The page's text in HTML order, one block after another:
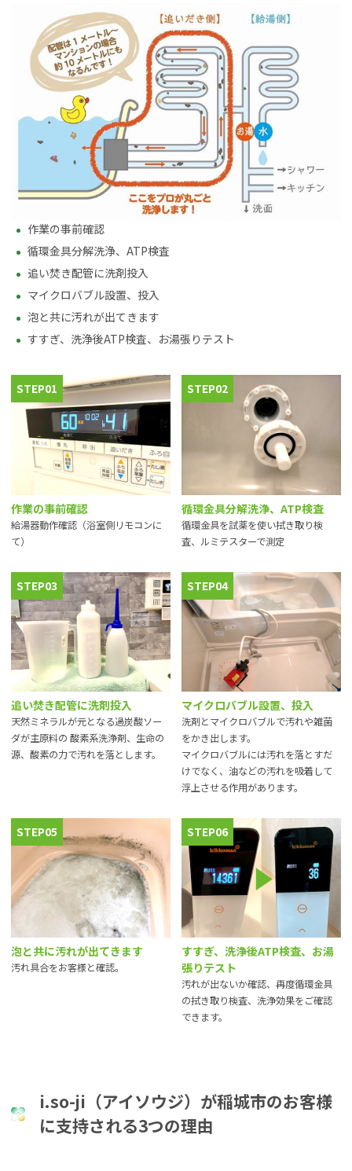
作業の事前確認
循環金具分解洗浄、ATP検査
追い焚き配管に洗剤投入
マイクロバブル設置、投入
泡と共に汚れが出てきます
すすぎ、洗浄後ATP検査、お湯張りテスト
STEP01
作業の事前確認
給湯器動作確認（浴室側リモコンに
て）
STEP02
循環金具分解洗浄、ATP検査
循環金具を試薬を使い拭き取り検
査、ルミテスターで測定
STEP03
追い焚き配管に洗剤投入
天然ミネラルが元となる過炭酸ソー
ダが主原料の 酸素系洗浄剤、生命の
源、酸素の力で汚れを落とします。
STEP04
マイクロバブル設置、投入
洗剤とマイクロバブルで汚れや雑菌
をかき出します。
マイクロバブルには汚れを落とすだ
けでなく、油などの汚れを吸着して
浮上させる作用があります。
STEP05
泡と共に汚れが出てきます
汚れ具合をお客様と確認。
STEP06
すすぎ、洗浄後ATP検査、お湯
張りテスト
汚れが出ないか確認、再度循環金具
の拭き取り検査、洗浄効果をご確認
できます。
i.so-ji（アイソウジ）が稲城市のお客様
に支持される3つの理由